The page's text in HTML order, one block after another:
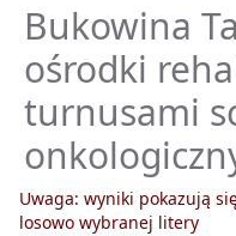
Bukowina
ośrodki
turnusami
Uwaga: wyniki pokazują
losowo wybranej litery